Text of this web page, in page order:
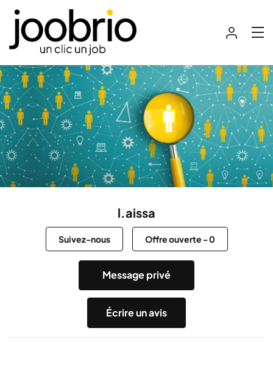
l.aissa
Suivez-nous Offre ouverte -0
Message privé
Écrire un avis